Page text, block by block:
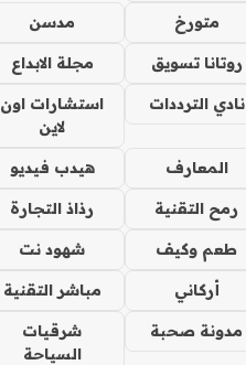
متورخ مدسن
روتانا تسويق مجلة الابداع
نادي الترددات
استشارات اون
لاين
المعارف هيدب فيديو
رمح التقنية رذاذ التجارة
طعم وكيف شهود نت
أركاني مباشر التقنية
مدونة صحبة
شرقيات
السياحة